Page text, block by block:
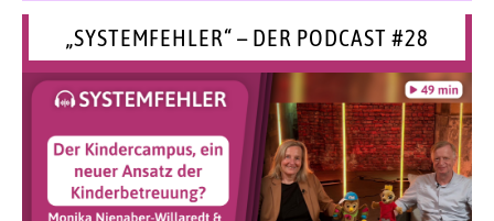
„SYSTEMFEHLER“ – DER PODCAST #28